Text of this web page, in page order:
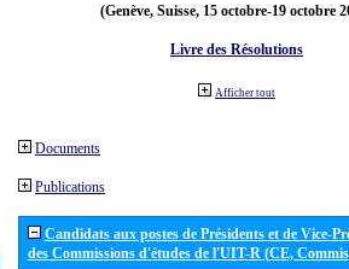
(Genève, Suisse, 15 octobre-19 octobre
Livre des Résolutions
Afficher tout
Documents
Publications
Candidats aux postes de Présidents et de Vice-
des Commissions d'études de l'UIT-R (CE,